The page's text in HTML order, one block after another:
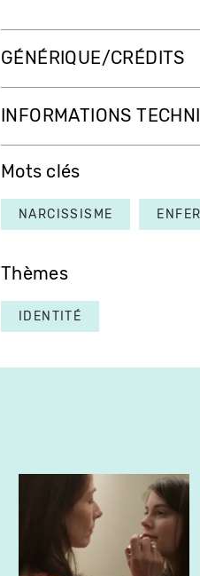
GÉNÉRIQUE/CRÉDITS
INFORMATIONS
Mots clés
NARCISSISME
Thèmes
IDENTITÉ